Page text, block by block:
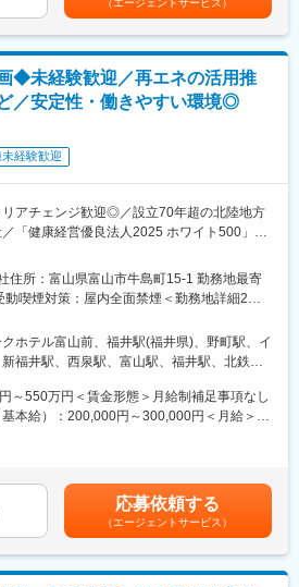
る場合寮や社宅へご入居可能◎
7時間40分）
務が可能です。
性がございます。
勤務）＞
15
15
おります。
なるため、ジョブマッチング面談内にて詳
した高い水力比率を強みとし多種多様な電源
ルギーミックスで低廉な電力提供を可能と
未来をえがき、「総合エネルギー事業」拡
◆未経験歓迎／再エネの活用推
／安定性・働きやすい環境◎
経験歓迎
リアチェンジ歓迎◎／設立70年超の北陸地方
「健康経営優良法人2025 ホワイト500」認
光等の再エネを活用したPPAスキームにお
充や、お客さまの脱炭素化支援に資する新
案、施策検討・具体化・提供開始までを一
す。
活用した再エネ電源開発の推進
蓄電池を活用したアグリゲーションビジネ
住所：富山県富山市牛島町15-1 勤務地最寄
喫煙対策：屋内全面禁煙＜勤務地詳細2＞
県福井市日之出1丁目4番1号 勤務地最寄駅：
対策：屋内全面禁煙＜勤務地詳細3＞石川
市下本多町六番丁11番地 勤務地最寄駅：北
ホテル富山前、福井駅(福井県)、野町駅、イ
福井駅、西泉駅、富山駅、福井駅、北鉄金
～550万円＜賃金形態＞月給制補足事項なし
本給）：200,000円～300,000円＜月給＞
性があります。月給(月額)は固定手当を含めた
応募依頼する
（エージェントサービス）